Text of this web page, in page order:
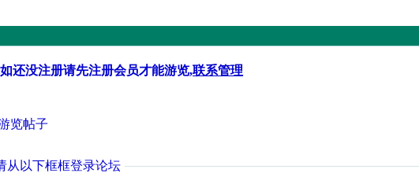
还没注册请先注册会员才能游览,联系管理
览帖子
从以下框框登录论坛